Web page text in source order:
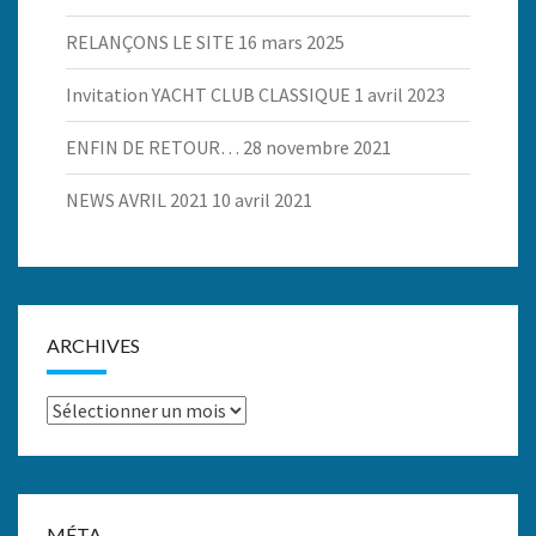
RELANÇONS LE SITE 16 mars 2025
Invitation YACHT CLUB CLASSIQUE 1 avril 2023
ENFIN DE RETOUR… 28 novembre 2021
NEWS AVRIL 2021 10 avril 2021
ARCHIVES
Archives